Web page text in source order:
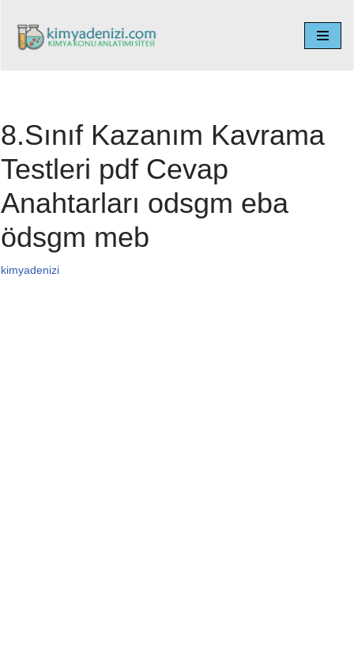
İçeriğe
8.Sınıf Kazanım Kavrama
Testleri pdf Cevap
Anahtarları odsgm eba
ödsgm meb
kimyadenizi